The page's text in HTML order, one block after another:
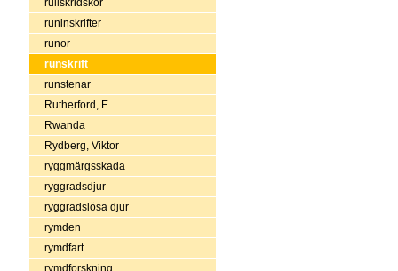
rullskridskor
runinskrifter
runor
runskrift
runstenar
Rutherford, E.
Rwanda
Rydberg, Viktor
ryggmärgsskada
ryggradsdjur
ryggradslösa djur
rymden
rymdfart
rymdforskning